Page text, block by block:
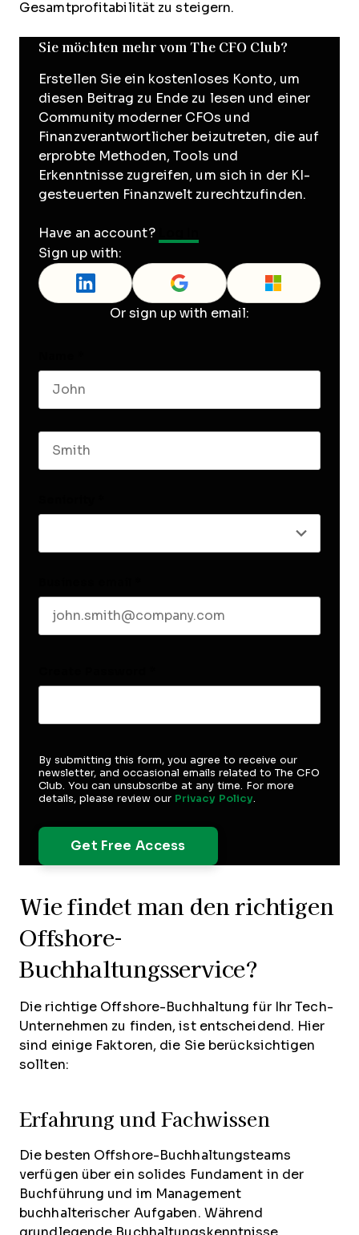
Gesamtprofitabilität zu steigern.
Sie möchten mehr vom The CFO Club?
Erstellen Sie ein kostenloses Konto, um
diesen Beitrag zu Ende zu lesen und einer
Community moderner CFOs und
Finanzverantwortlicher beizutreten, die auf
erprobte Methoden, Tools und
Erkenntnisse zugreifen, um sich in der KI-
gesteuerten Finanzwelt zurechtzufinden.
Have an account?
Sign up with:
Or sign up with email:
By submitting this form, you agree to receive our
newsletter, and occasional emails related to The CFO
Club. You can unsubscribe at any time. For more
details, please review our Privacy Policy.
Wie findet man den richtigen
Offshore-
Buchhaltungsservice?
Die richtige Offshore-Buchhaltung für Ihr Tech-
Unternehmen zu finden, ist entscheidend. Hier
sind einige Faktoren, die Sie berücksichtigen
sollten:
Erfahrung und Fachwissen
Die besten Offshore-Buchhaltungsteams
verfügen über ein solides Fundament in der
Buchführung und im Management
buchhalterischer Aufgaben. Während
grundlegende Buchhaltungskenntnisse